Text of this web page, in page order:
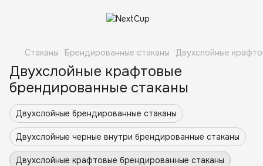
Стаканы Брендированные стаканы Двухслойные
Двухслойные крафтовые
брендированные стаканы
Двухслойные брендированные стаканы
Двухслойные черные внутри брендированные стаканы
Двухслойные крафтовые брендированные стаканы